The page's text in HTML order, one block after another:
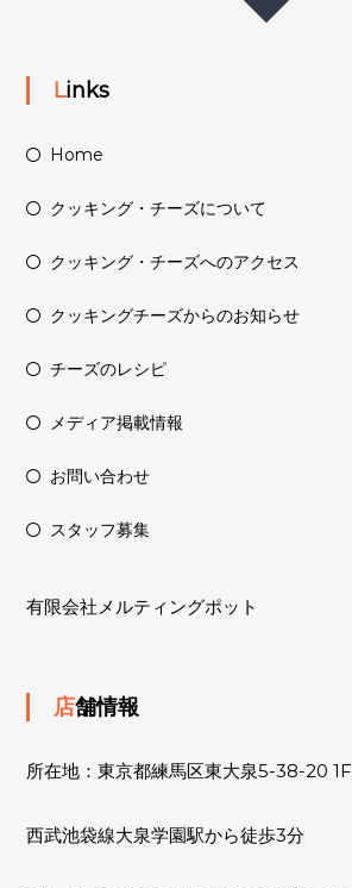
Links
Home
クッキング・チーズについて
クッキング・チーズへのアクセス
クッキングチーズからのお知らせ
チーズのレシピ
メディア掲載情報
お問い合わせ
スタッフ募集
有限会社メルティングポット
店舗情報
所在地：東京都練馬区東大泉5-38-20 1F
西武池袋線大泉学園駅から徒歩3分